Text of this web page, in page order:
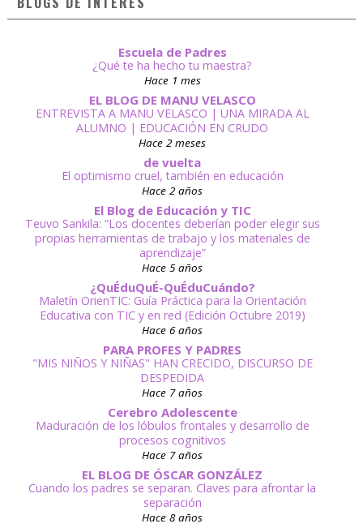
Escuela de Padres
¿Qué te ha hecho tu maestra?
Hace 1 mes
EL BLOG DE MANU VELASCO
ENTREVISTA A MANU VELASCO | UNA MIRADA AL
ALUMNO | EDUCACIÓN EN CRUDO
Hace 2 meses
de vuelta
El optimismo cruel, también en educación
Hace 2 años
El Blog de Educación y TIC
Teuvo Sankila: “Los docentes deberían poder elegir sus
propias herramientas de trabajo y los materiales de
aprendizaje”
Hace 5 años
¿QuÉduQuÉ-QuÉduCuándo?
Maletín OrienTIC: Guía Práctica para la Orientación
Educativa con TIC y en red (Edición Octubre 2019)
Hace 6 años
PARA PROFES Y PADRES
"MIS NIÑOS Y NIÑAS" HAN CRECIDO, DISCURSO DE
DESPEDIDA
Hace 7 años
Cerebro Adolescente
Maduración de los lóbulos frontales y desarrollo de
procesos cognitivos
Hace 7 años
EL BLOG DE ÓSCAR GONZÁLEZ
Cuando los padres se separan. Claves para afrontar la
separación
Hace 8 años